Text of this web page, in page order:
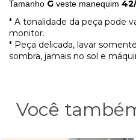
Tamanho G veste manequim
* A tonalidade da peça pode
monitor.
* Peça delicada, lavar
sombra, jamais no sol e
Você